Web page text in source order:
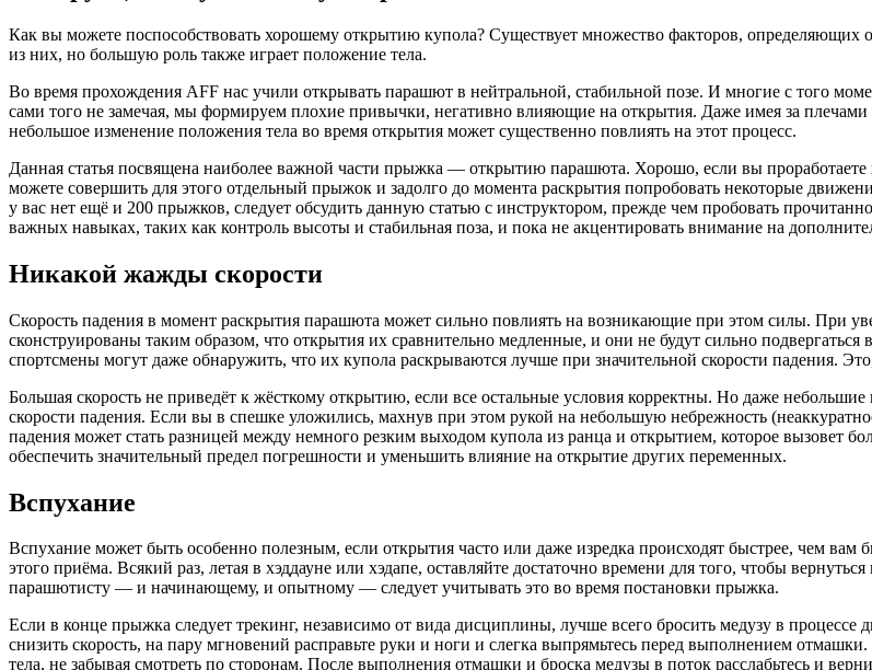
Как вы можете поспособствовать хорошему открытию купола? Существует множество факторов,
из них, но большую роль также играет положение тела.
Во время прохождения AFF нас учили открывать парашют в нейтральной, стабильной позе. И многие с того
сами того не замечая, мы формируем плохие привычки, негативно влияющие на открытия. Даже имея за
небольшое изменение положения тела во время открытия может существенно повлиять на этот процесс.
Данная статья посвящена наиболее важной части прыжка — открытию парашюта. Хорошо, если вы
можете совершить для этого отдельный прыжок и задолго до момента раскрытия попробовать некоторые
у вас нет ещё и 200 прыжков, следует обсудить данную статью с инструктором, прежде чем пробовать
важных навыках, таких как контроль высоты и стабильная поза, и пока не акцентировать внимание на
Никакой жажды скорости
Скорость падения в момент раскрытия парашюта может сильно повлиять на возникающие при этом силы. При
сконструированы таким образом, что открытия их сравнительно медленные, и они не будут сильно
спортсмены могут даже обнаружить, что их купола раскрываются лучше при значительной скорости падения.
Большая скорость не приведёт к жёсткому открытию, если все остальные условия корректны. Но даже
скорости падения. Если вы в спешке уложились, махнув при этом рукой на небольшую небрежность
падения может стать разницей между немного резким выходом купола из ранца и открытием, которое вызовет
обеспечить значительный предел погрешности и уменьшить влияние на открытие других переменных.
Вспухание
Вспухание может быть особенно полезным, если открытия часто или даже изредка происходят быстрее, чем
этого приёма. Всякий раз, летая в хэддауне или хэдапе, оставляйте достаточно времени для того, чтобы
парашютисту — и начинающему, и опытному — следует учитывать это во время постановки прыжка.
Если в конце прыжка следует трекинг, независимо от вида дисциплины, лучше всего бросить медузу в
снизить скорость, на пару мгновений расправьте руки и ноги и слегка выпрямьтесь перед выполнением
тела, не забывая смотреть по сторонам. После выполнения отмашки и броска медузы в поток расслабьтесь и